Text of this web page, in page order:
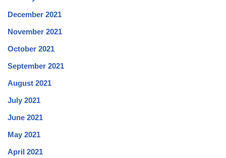
December 2021
November 2021
October 2021
September 2021
August 2021
July 2021
June 2021
May 2021
April 2021